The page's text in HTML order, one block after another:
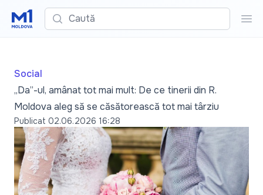
Caută
Social
„Da”-ul, amânat tot mai mult: De ce tinerii din R.
Moldova aleg să se căsătorească tot mai târziu
Publicat 02.06.2026 16:28